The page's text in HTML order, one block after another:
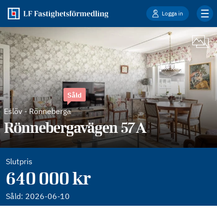
Logga in
Eslöv-Rönneberga
Såld
Rönnebergavägen 57A
Slutpris
640 000 kr
Såld: 2026-06-10